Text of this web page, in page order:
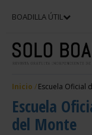
BOADILLA ÚTIL
Inicio Escuela Oficial
Escuela
del Monte